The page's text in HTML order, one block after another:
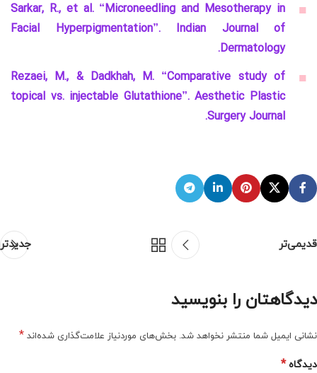
Sarkar, R., et al. “Microneedling and Mesotherapy in
Facial Hyperpigmentation”. Indian Journal of
Dermatology.
Rezaei, M., & Dadkhah, M. “Comparative study of
topical vs. injectable Glutathione”. Aesthetic Plastic
Surgery Journal.
جدیدتر قدیمی‌تر
دیدگاهتان را بنویسید
نشانی ایمیل شما منتشر نخواهد شد. بخش‌های موردنیاز علامت‌گذاری شده‌اند *
دیدگاه*